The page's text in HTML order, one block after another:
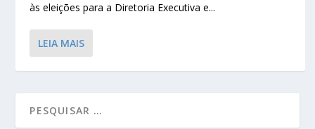
às eleições para a Diretoria Executiva e...
LEIA MAIS